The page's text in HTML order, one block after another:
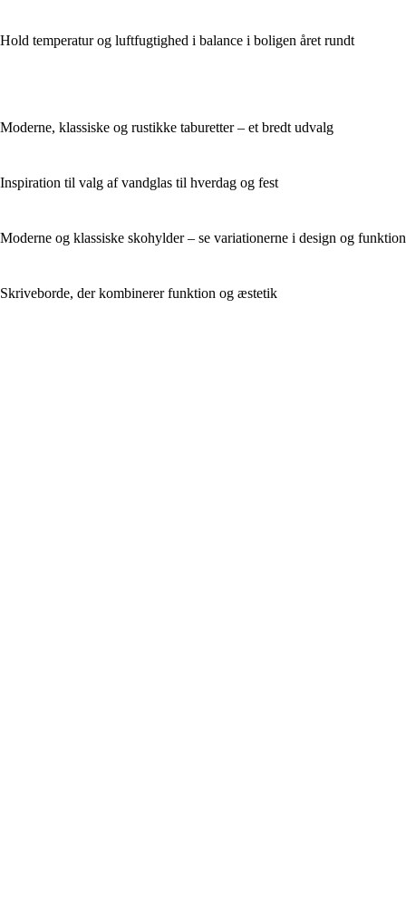
Hold temperatur og luftfugtighed i balance i boligen året rundt
Moderne, klassiske og rustikke taburetter – et bredt udvalg
Inspiration til valg af vandglas til hverdag og fest
Moderne og klassiske skohylder – se variationerne i design og funktion
Skriveborde, der kombinerer funktion og æstetik